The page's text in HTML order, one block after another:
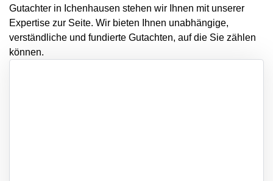
Gutachter in Ichenhausen stehen wir Ihnen mit unserer
Expertise zur Seite. Wir bieten Ihnen unabhängige,
verständliche und fundierte Gutachten, auf die Sie zählen
können.